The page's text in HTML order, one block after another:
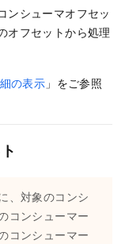
ンシューマオフセッ
オフセットから処理
の表示 」をご参照
、対象のコンシ
コンシューマー
コンシューマー